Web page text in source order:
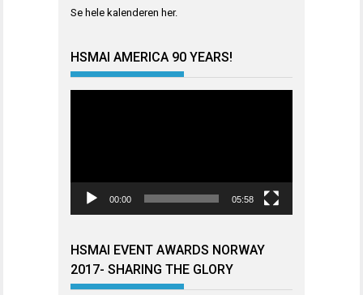
Se hele kalenderen her.
HSMAI AMERICA 90 YEARS!
00:00 05:58
HSMAI EVENT AWARDS NORWAY
2017- SHARING THE GLORY